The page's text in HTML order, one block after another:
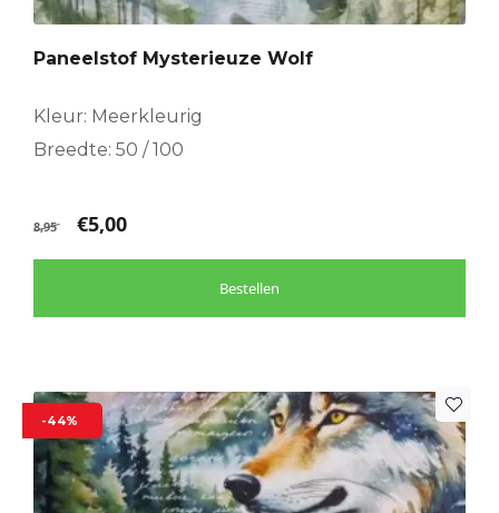
Paneelstof Mysterieuze Wolf
Kleur: Meerkleurig
Breedte: 50 / 100
8,95 €5,00
Bestellen
-44%